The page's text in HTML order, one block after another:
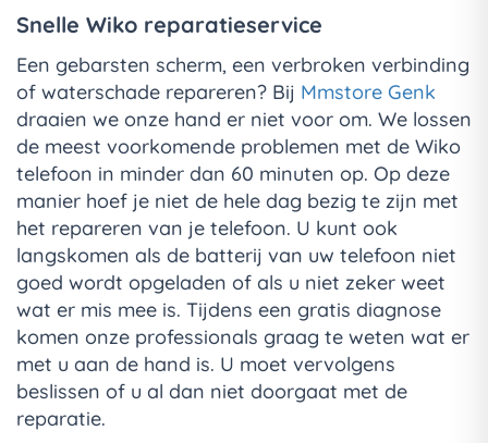
Snelle Wiko reparatieservice
Een gebarsten scherm, een verbroken verbinding
of waterschade repareren? Bij Mmstore Genk
draaien we onze hand er niet voor om. We lossen
de meest voorkomende problemen met de Wiko
telefoon in minder dan 60 minuten op. Op deze
manier hoef je niet de hele dag bezig te zijn met
het repareren van je telefoon. U kunt ook
langskomen als de batterij van uw telefoon niet
goed wordt opgeladen of als u niet zeker weet
wat er mis mee is. Tijdens een gratis diagnose
komen onze professionals graag te weten wat er
met u aan de hand is. U moet vervolgens
beslissen of u al dan niet doorgaat met de
reparatie.